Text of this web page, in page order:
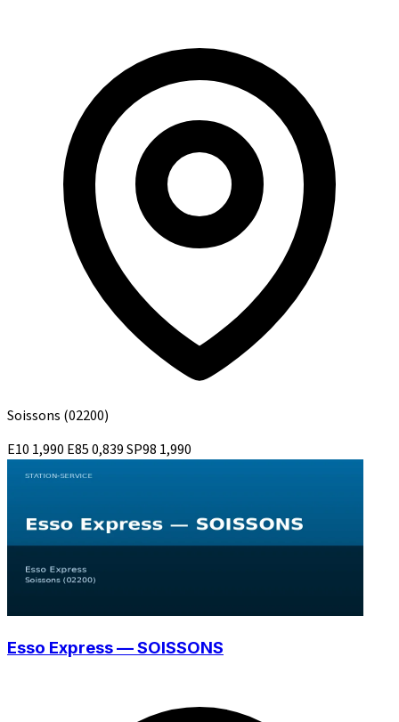
Soissons (02200)
E10 1,990 E850,839SP98 1,990
Esso Express — SOISSONS